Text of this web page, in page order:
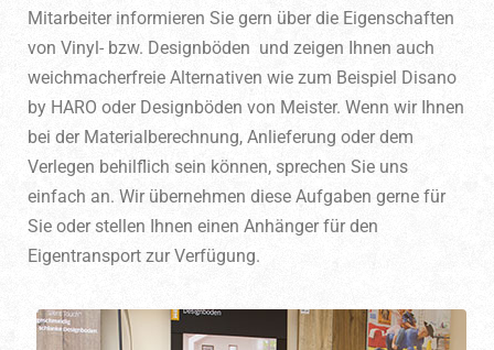
Mitarbeiter informieren Sie gern über die Eigenschaften
von Vinyl- bzw. Designböden und zeigen Ihnen auch
weichmacherfreie Alternativen wie zum Beispiel Disano
by HARO oder Designböden von Meister. Wenn wir Ihnen
bei der Materialberechnung, Anlieferung oder dem
Verlegen behilflich sein können, sprechen Sie uns
einfach an. Wir übernehmen diese Aufgaben gerne für
Sie oder stellen Ihnen einen Anhänger für den
Eigentransport zur Verfügung.